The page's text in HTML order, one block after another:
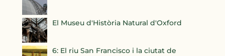
El Museu d'Història Natural d'Oxford
6: El riu San Francisco i la ciutat de